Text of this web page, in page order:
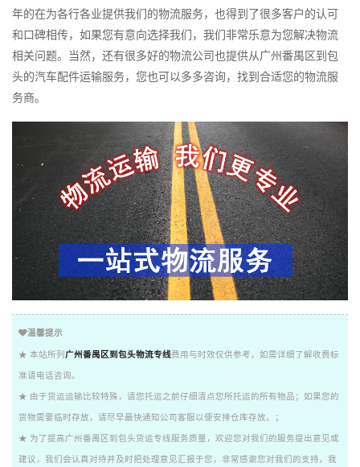
年的在为各行各业提供我们的物流服务，也得到了很多客户的认可
和口碑相传，如果您有意向选择我们，我们非常乐意为您解决物流
相关问题。当然，还有很多好的物流公司也提供从广州番禺区到包
头的汽车配件运输服务，您也可以多多咨询，找到合适您的物流服
务商。
温馨提示
★ 本站所列 广州番禺区到包头物流专线费用与时效仅供参考，如需详细了解收费标
准请电话咨询。
★ 由于货运运输比较特殊，请您托运之前仔细清点您所托运的所有物品；如果您的
货物需要临时存放，请尽早最快通知公司客服以便安排仓库存放。；
★ 为了提高广州番禺区到包头货运专线服务质量，欢迎您对我们的服务提出意见或
建议，我们会认真对待并及时把处理意见汇报于您，非常感谢您对我们的支持，我